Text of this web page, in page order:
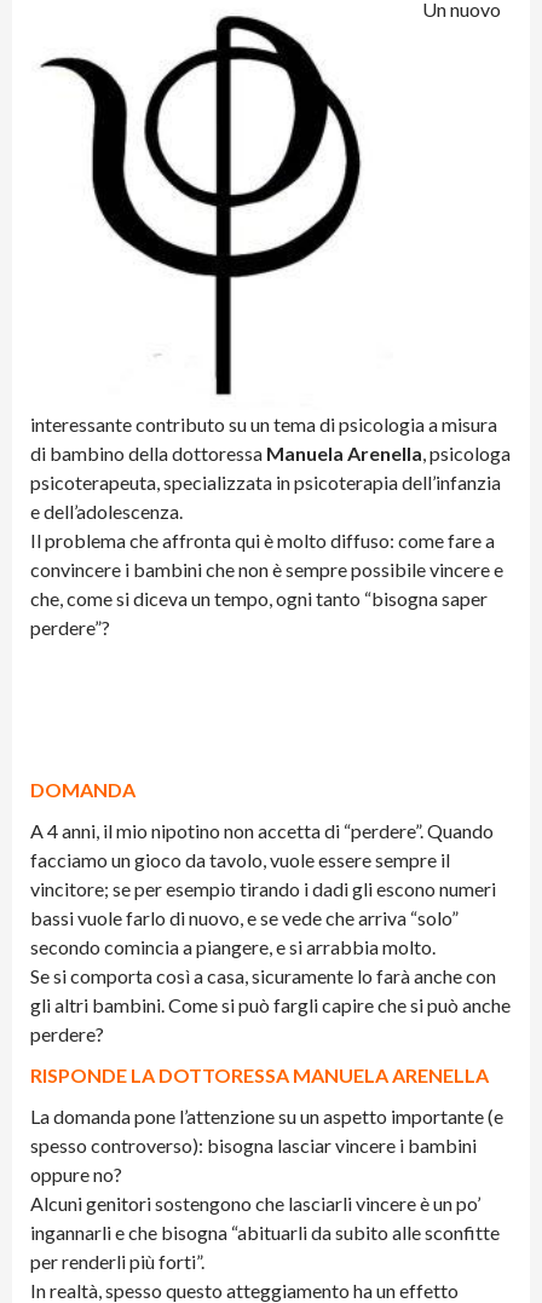
Un nuovo
interessante contributo su un tema di psicologia a misura
di bambino della dottoressa Manuela Arenella , psicologa
psicoterapeuta, specializzata in psicoterapia dell’infanzia
e dell’adolescenza.
Il problema che affronta qui è molto diffuso: come fare a
convincere i bambini che non è sempre possibile vincere e
che, come si diceva un tempo, ogni tanto “bisogna saper
perdere”?
DOMANDA
A 4 anni, il mio nipotino non accetta di “perdere”. Quando
facciamo un gioco da tavolo, vuole essere sempre il
vincitore; se per esempio tirando i dadi gli escono numeri
bassi vuole farlo di nuovo, e se vede che arriva “solo”
secondo comincia a piangere, e si arrabbia molto.
Se si comporta così a casa, sicuramente lo farà anche con
gli altri bambini. Come si può fargli capire che si può anche
perdere?
RISPONDE LA DOTTORESSA MANUELA ARENELLA
La domanda pone l’attenzione su un aspetto importante (e
spesso controverso): bisogna lasciar vincere i bambini
oppure no?
Alcuni genitori sostengono che lasciarli vincere è un po’
ingannarli e che bisogna “abituarli da subito alle sconfitte
per renderli più forti”.
In realtà, spesso questo atteggiamento ha un effetto